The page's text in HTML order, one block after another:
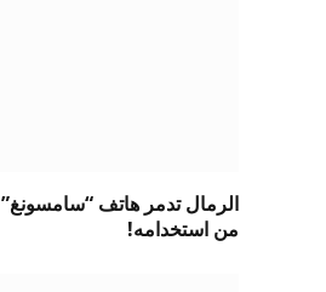
الرمال تدمر هاتف
من استخدامه!